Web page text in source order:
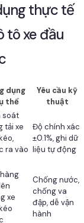
thực tế
tô xe đầu
dụng
thể
Yêu cầu kỹ
thuật
soát
tải xe
ra vào
Độ chính xác
±0.1%, ghi dữ
liệu tự động
xe
Chống nước,
chống va
đập, dễ vận
hành